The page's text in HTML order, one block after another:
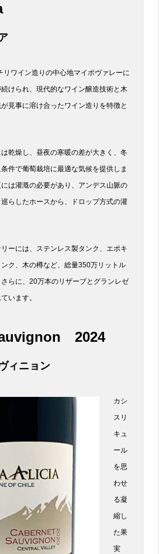
リワイン造りの中心地マイポヴァレーに
けられ、現代的なワイン醸造技術と木
見事に溶け合ったワイン造りを特徴と
乾燥し、昼夜の寒暖の差が大きく、冬
件で葡萄栽培に最適な気候を提供しま
は灌漑の必要があり、アンデス山脈の
らしたホースから、ドロップ方式の灌
ーには、ステンレス製タンク、エポキ
ク、木の樽など、総量350万リットル
らに、20万本のリザーブとグランレゼ
います。
2024
ィニョン
カシ
スリ
キュ
ール
を思
わせ
る凝
縮し
た果
実